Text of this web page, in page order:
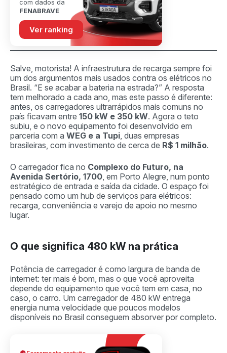
com dados da
FENABRAVE
Ver ranking
Salve, motorista! A infraestrutura de recarga sempre foi
um dos argumentos mais usados contra os elétricos no
Brasil. “E se acabar a bateria na estrada?” A resposta
tem melhorado a cada ano, mas este passo é diferente:
antes, os carregadores ultrarrápidos mais comuns no
país ficavam entre 150 kW e 350 kW. Agora o teto
subiu, e o novo equipamento foi desenvolvido em
parceria com a WEG e a Tupi, duas empresas
brasileiras, com investimento de cerca de R$ 1 milhão.
O carregador fica no Complexo do Futuro, na
Avenida Sertório, 1700, em Porto Alegre, num ponto
estratégico de entrada e saída da cidade. O espaço foi
pensado como um hub de serviços para elétricos:
recarga, conveniência e varejo de apoio no mesmo
lugar.
O que significa 480 kW na prática
Potência de carregador é como largura de banda de
internet: ter mais é bom, mas o que você aproveita
depende do equipamento que você tem em casa, no
caso, o carro. Um carregador de 480 kW entrega
energia numa velocidade que poucos modelos
disponíveis no Brasil conseguem absorver por completo.